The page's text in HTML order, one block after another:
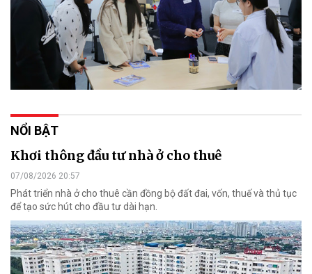
NỔI BẬT
Khơi thông đầu tư nhà ở cho thuê
07/08/2026 20:57
Phát triển nhà ở cho thuê cần đồng bộ đất đai, vốn, thuế và thủ tục
để tạo sức hút cho đầu tư dài hạn.